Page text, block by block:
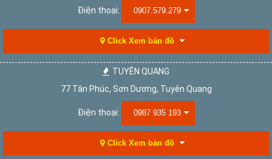
Điện thoại: 0907.579.279
Click Xem bản đồ
TUYÊN QUANG
77 Tân Phúc, Sơn Dương, Tuyên Quang
Điện thoại: 0987 935 193
Click Xem bản đồ